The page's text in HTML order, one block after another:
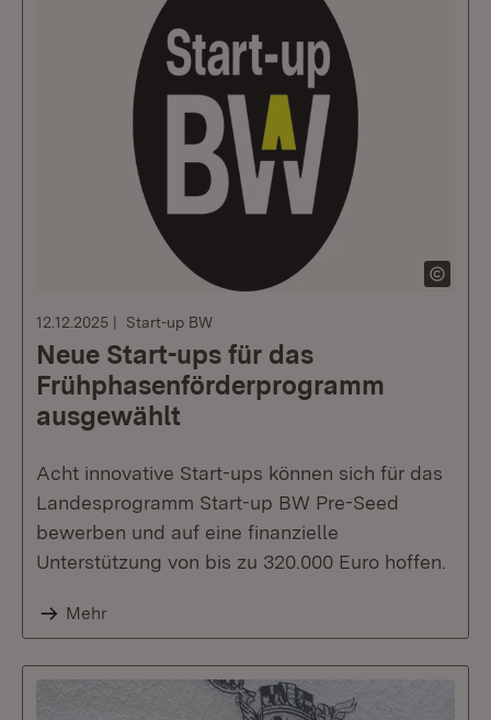
12.12.2025 Start-up BW
Neue Start-ups für das
Frühphasenförderprogramm
ausgewählt
Acht innovative Start-ups können sich für das
Landesprogramm Start-up BW Pre-Seed
bewerben und auf eine finanzielle
Unterstützung von bis zu 320.000 Euro hoffen.
Mehr